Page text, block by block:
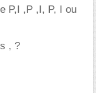
P,I ,P ,I, P, I ou
, ?